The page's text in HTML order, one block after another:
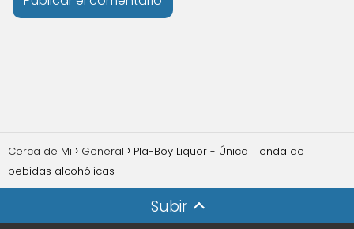
Cerca de Mi General
Pla-Boy Liquor - Única Tienda de
bebidas alcohólicas
Subir